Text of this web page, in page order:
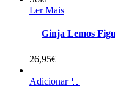
Ler Mais
Ginja Lemos
26,95€
Adicionar 🛒